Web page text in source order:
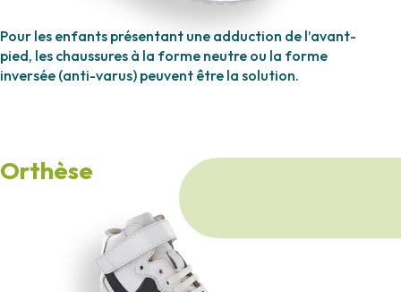
Pour les enfants présentant une adduction de l’avant-
pied, les chaussures à la forme neutre ou la forme
inversée (anti-varus) peuvent être la solution.
Orthèse